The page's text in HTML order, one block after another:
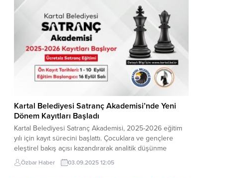
Kartal Belediyesi Satranç Akademisi’nde Yeni
Dönem Kayıtları Başladı
Kartal Belediyesi Satranç Akademisi, 2025-2026 eğitim
yılı için kayıt sürecini başlattı. Çocuklara ve gençlere
eleştirel bakış açısı kazandırarak analitik düşünme
becerilerini geliştirmeyi hedefleyen akademi, 1-10 Eylül
tarihleri arasında ön kayıt başvurularını kabul edecek.
Özbar Haber 03.09.2025 12:05